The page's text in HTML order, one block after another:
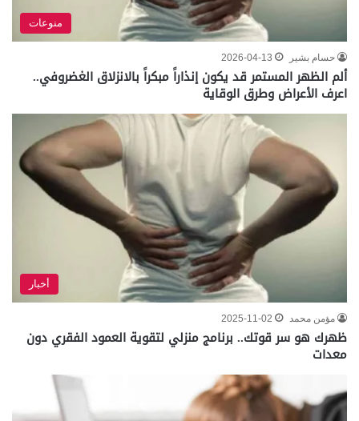
منوعات
حسام بشير 2026-04-13
ألم الظهر المستمر قد يكون إنذاراً مبكراً بالانزلاق الغضروفي..
اعرف الأعراض وطرق الوقاية
أخبار
مؤمن محمد 2025-11-02
ظهرك هو سر قوتك.. برنامج منزلي لتقوية العمود الفقري دون
معدات